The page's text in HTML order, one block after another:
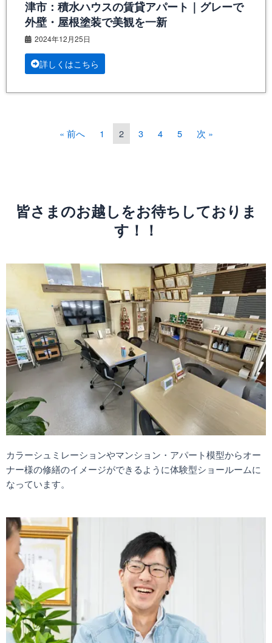
津市：積水ハウスの賃貸アパート｜グレーで
外壁・屋根塗装で美観を一新
2024年12月25日
詳しくはこちら
« 前へ 1 2 3 4 5 次 »
皆さまのお越しをお待ちしておりま
す！！
カラーシュミレーションやマンション・アパート模型からオー
ナー様の修繕のイメージができるように体験型ショールームに
なっています。